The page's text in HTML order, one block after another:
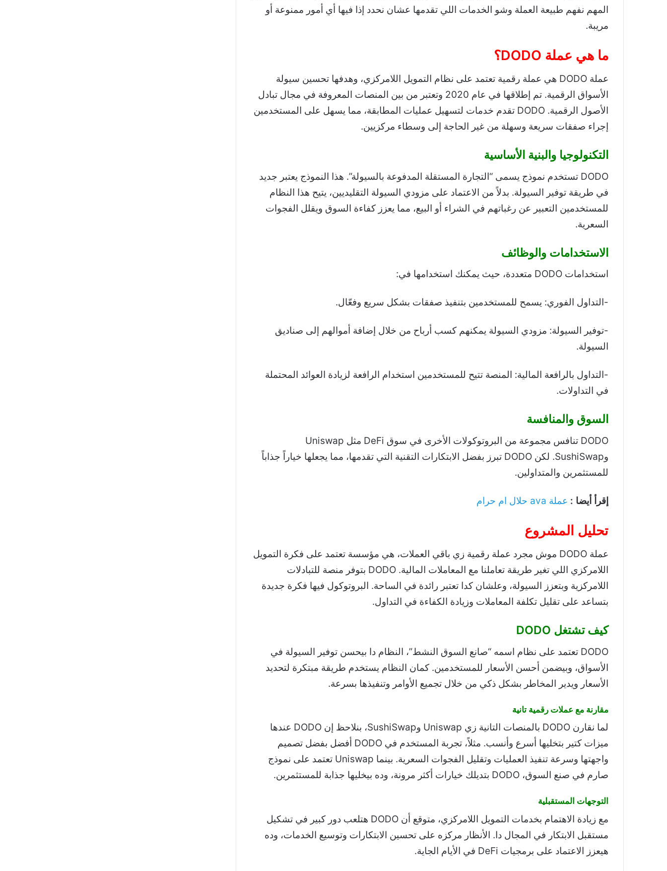
المهم نفهم طبيعة العملة وشو الخدمات اللي تقدمها عشان نحدد إذا فيها أي أمور ممنوعة أو
مريبة.
ما هي عملة DODO؟
عملة DODO هي عملة رقمية تعتمد على نظام التمويل اللامركزي، وهدفها تحسين سيولة
الأسواق الرقمية. تم إطلاقها في عام 2020 وتعتبر من بين المنصات المعروفة في مجال تبادل
الأصول الرقمية. DODO تقدم خدمات لتسهيل عمليات المطابقة، مما يسهل على المستخدمين
إجراء صفقات سريعة وسهلة من غير الحاجة إلى وسطاء مركزيين.
التكنولوجيا والبنية الأساسية
DODO تستخدم نموذج يسمى “التجارة المستقلة المدفوعة بالسيولة”. هذا النموذج يعتبر جديد
في طريقة توفير السيولة. بدلاً من الاعتماد على مزودي السيولة التقليديين، يتيح هذا النظام
للمستخدمين التعبير عن رغباتهم في الشراء أو البيع، مما يعزز كفاءة السوق ويقلل الفجوات
السعرية.
الاستخدامات والوظائف
استخدامات DODO متعددة، حيث يمكنك استخدامها في:
-التداول الفوري: يسمح للمستخدمين بتنفيذ صفقات بشكل سريع وفعّال.
-توفير السيولة: مزودي السيولة يمكنهم كسب أرباح من خلال إضافة أموالهم إلى صناديق
السيولة.
-التداول بالرافعة المالية: المنصة تتيح للمستخدمين استخدام الرافعة لزيادة العوائد المحتملة
في التداولات.
السوق والمنافسة
DODO تنافس مجموعة من البروتوكولات الأخرى في سوق DeFi مثل Uniswap
وSushiSwap. لكن DODO تبرز بفضل الابتكارات التقنية التي تقدمها، مما يجعلها خياراً جذاباً
للمستثمرين والمتداولين.
إقرأ أيضا : عملة ava حلال ام حرام
تحليل المشروع
عملة DODO موش مجرد عملة رقمية زي باقي العملات، هي مؤسسة تعتمد على فكرة التمويل
اللامركزي اللي تغير طريقة تعاملنا مع المعاملات المالية. DODO بتوفر منصة للتبادلات
اللامركزية وبتعزز السيولة، وعلشان كدا تعتبر رائدة في الساحة. البروتوكول فيها فكرة جديدة
بتساعد على تقليل تكلفة المعاملات وزيادة الكفاءة في التداول.
كيف تشتغل DODO
DODO تعتمد على نظام اسمه “صانع السوق النشط”، النظام دا بيحسن توفير السيولة في
الأسواق، وبيضمن أحسن الأسعار للمستخدمين. كمان النظام يستخدم طريقة مبتكرة لتحديد
الأسعار ويدير المخاطر بشكل ذكي من خلال تجميع الأوامر وتنفيذها بسرعة.
مقارنة مع عملات رقمية تانية
لما نقارن DODO بالمنصات التانية زي Uniswap وSushiSwap، بنلاحظ إن DODO عندها
ميزات كتير بتخليها أسرع وأنسب. مثلاً، تجربة المستخدم في DODO أفضل بفضل تصميم
واجهتها وسرعة تنفيذ العمليات وتقليل الفجوات السعرية. بينما Uniswap تعتمد على نموذج
صارم في صنع السوق، DODO بتديلك خيارات أكثر مرونة، وده بيخليها جذابة للمستثمرين.
التوجهات المستقبلية
مع زيادة الاهتمام بخدمات التمويل اللامركزي، متوقع أن DODO هتلعب دور كبير في تشكيل
مستقبل الابتكار في المجال دا. الأنظار مركزه على تحسين الابتكارات وتوسيع الخدمات، وده
هيعزز الاعتماد على برمجيات DeFi في الأيام الجاية.